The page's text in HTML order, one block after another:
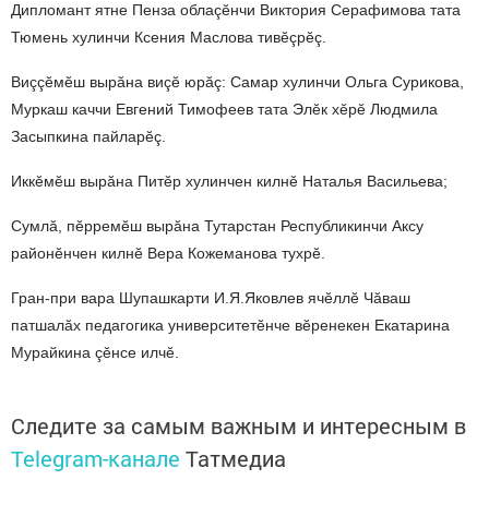
Дипломант ятне Пенза облаçӗнчи Виктория Серафимова тата
Тюмень хулинчи Ксения Маслова тивӗçрӗç.
Виççӗмӗш вырăна виçӗ юрăç: Самар хулинчи Ольга Сурикова,
Муркаш каччи Евгений Тимофеев тата Элӗк хӗрӗ Людмила
Засыпкина пайларӗç.
Иккӗмӗш вырăна Питӗр хулинчен килнӗ Наталья Васильева;
Сумлă, пӗрремӗш вырăна Тутарстан Республикинчи Аксу
районӗнчен килнӗ Вера Кожеманова тухрӗ.
Гран-при вара Шупашкарти И.Я.Яковлев ячӗллӗ Чăваш
патшалăх педагогика университетӗнче вӗренекен Екатарина
Мурайкина çӗнсе илчӗ.
Следите за самым важным и интересным в
Telegram-канале Татмедиа